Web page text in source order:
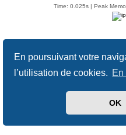
En poursuivant votre
l’utilisation de cookies.
OK
Time: 0.025s | Peak